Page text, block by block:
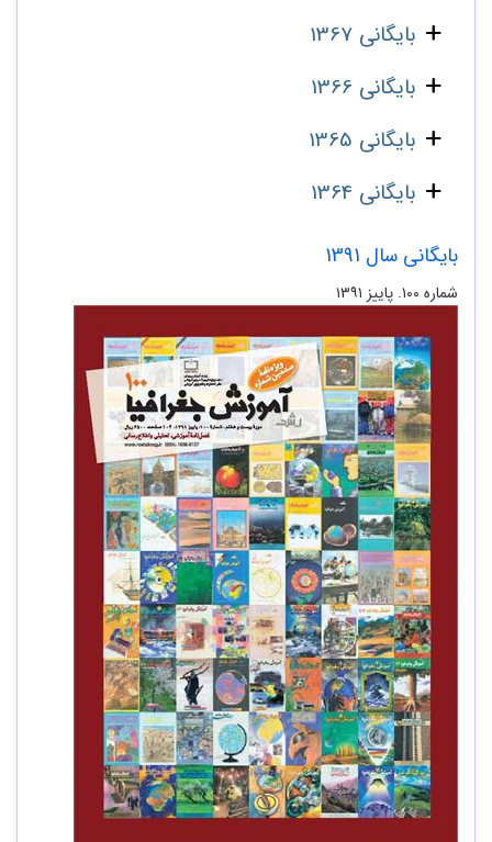
بایگانی 1367
بایگانی 1366
بایگانی 1365
بایگانی 1364
بایگانی سال 1391
شماره‌ ۱۰۰. پاییز ۱۳۹۱